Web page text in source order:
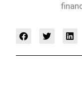
F
a
e
T
w
t
L
i
k